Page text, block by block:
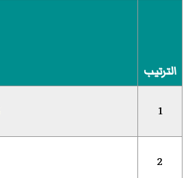
الترتيب
1
2